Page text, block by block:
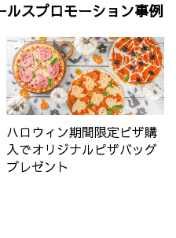
ルスプロモーション事例
ハロウィン期間限定ピザ購
入でオリジナルピザバッグ
プレゼント